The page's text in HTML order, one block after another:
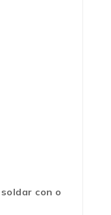
soldar con o